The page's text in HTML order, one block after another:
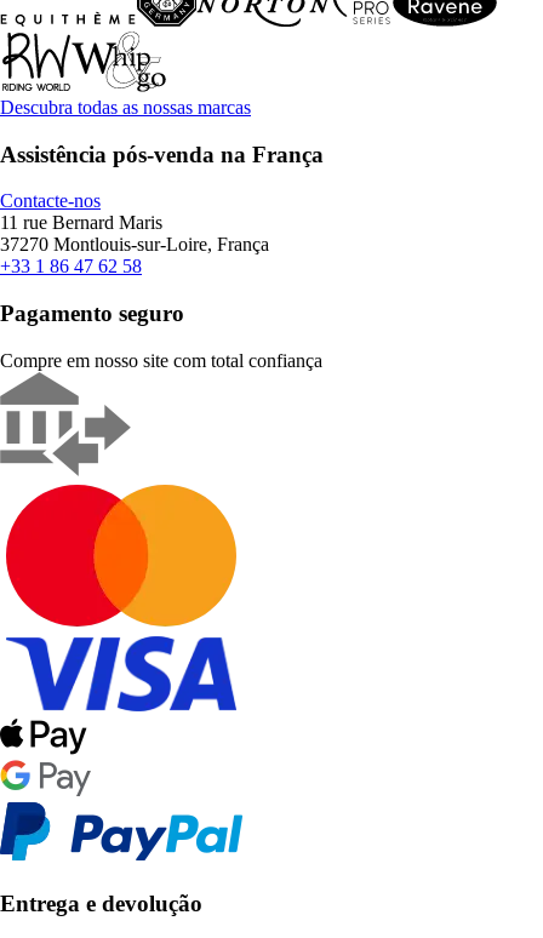
Descubra todas as nossas marcas
Assistência pós-venda na França
Contacte-nos
11 rue Bernard Maris
37270 Montlouis-sur-Loire, França
+33 1 86 47 62 58
Pagamento seguro
Compre em nosso site com total confiança
Entrega e devolução